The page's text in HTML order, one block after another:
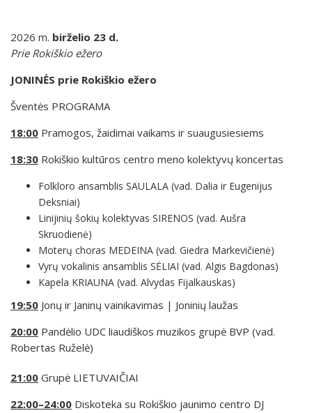
2026 m. birželio 23 d.
Prie Rokiškio ežero
JONINĖS prie Rokiškio ežero
Šventės PROGRAMA
18:00 Pramogos, žaidimai vaikams ir suaugusiesiems
18:30 Rokiškio kultūros centro meno kolektyvų koncertas
Folkloro ansamblis SAULALA (vad. Dalia ir Eugenijus
Deksniai)
Linijinių šokių kolektyvas SIRENOS (vad. Aušra
Skruodienė)
Moterų choras MEDEINA (vad. Giedra Markevičienė)
Vyrų vokalinis ansamblis SĖLIAI (vad. Algis Bagdonas)
Kapela KRIAUNA (vad. Alvydas Fijalkauskas)
19:50 Jonų ir Janinų vainikavimas | Joninių laužas
20:00 Pandėlio UDC liaudiškos muzikos grupė BVP (vad.
Robertas Ruželė)
21:00 Grupė LIETUVAIČIAI
22:00–24:00 Diskoteka su Rokiškio jaunimo centro DJ